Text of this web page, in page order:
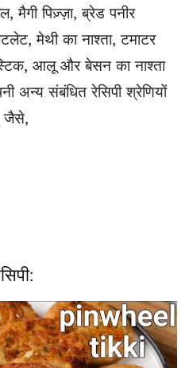
मैगीपिज़्ज़ा, ब्रेड पनीर
मेथी का नाश्ता, टमाटर
आलू और बेसन का नाश्ता
अन्य संबंधित रेसिपी श्रेणियों
जैसे,